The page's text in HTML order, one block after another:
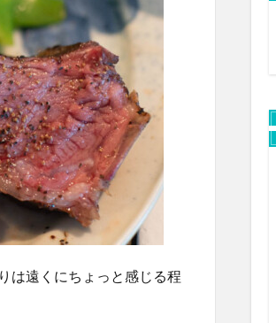
は遠くにちょっと感じる程